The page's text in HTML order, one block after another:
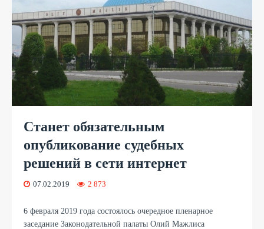
Станет обязательным
опубликование судебных
решений в сети интернет
07.02.2019 2 873
6 февраля 2019 года состоялось очередное пленарное
заседание Законодательной палаты Олий Мажлиса